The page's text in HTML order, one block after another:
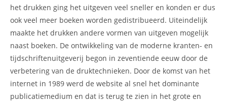
het drukken ging het uitgeven veel sneller en konden er dus
ook veel meer boeken worden gedistribueerd. Uiteindelijk
maakte het drukken andere vormen van uitgeven mogelijk
naast boeken. De ontwikkeling van de moderne kranten- en
tijdschriftenuitgeverij begon in zeventiende eeuw door de
verbetering van de druktechnieken. Door de komst van het
internet in 1989 werd de website al snel het dominante
publicatiemedium en dat is terug te zien in het grote en